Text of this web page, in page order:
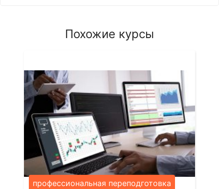
Похожие курсы
профессиональная переподготовка